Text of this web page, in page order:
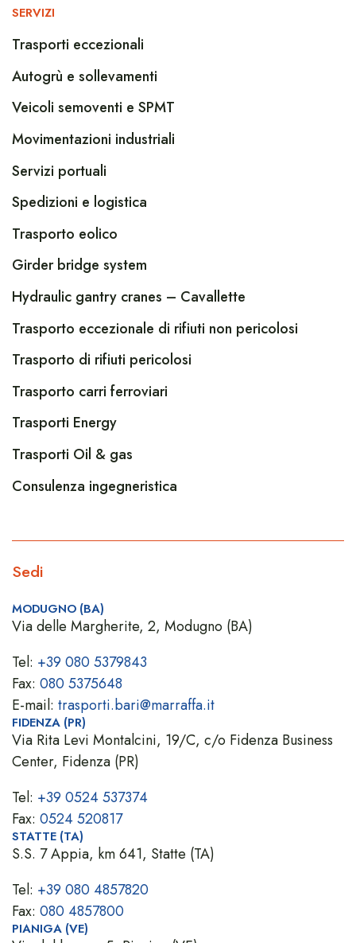
SERVIZI
Trasporti eccezionali
Autogrù e sollevamenti
Veicoli semoventi e SPMT
Movimentazioni industriali
Servizi portuali
Spedizioni e logistica
Trasporto eolico
Girder bridge system
Hydraulic gantry cranes – Cavallette
Trasporto eccezionale di rifiuti non pericolosi
Trasporto di rifiuti pericolosi
Trasporto carri ferroviari
Trasporti Energy
Trasporti Oil & gas
Consulenza ingegneristica
Sedi
MODUGNO (BA)
Via delle Margherite, 2, Modugno (BA)
Tel: +39 080 5379843
Fax: 080 5375648
E-mail: trasporti.bari@marraffa.it
FIDENZA (PR)
Via Rita Levi Montalcini, 19/C, c/o Fidenza Business
Center, Fidenza (PR)
Tel: +39 0524 537374
Fax: 0524 520817
STATTE (TA)
S.S. 7 Appia, km 641, Statte (TA)
Tel: +39 080 4857820
Fax: 080 4857800
PIANIGA (VE)